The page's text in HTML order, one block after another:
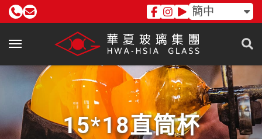
簡中
15*18直筒杯